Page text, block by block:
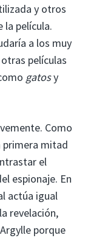
y otros
la película.
a los muy
películas
gatosy
Como
primera mitad
el
espionaje. En
actúa igual
revelación,
porque